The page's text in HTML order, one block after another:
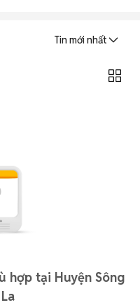
Tin mới nhất
hợp tại Huyện Sông